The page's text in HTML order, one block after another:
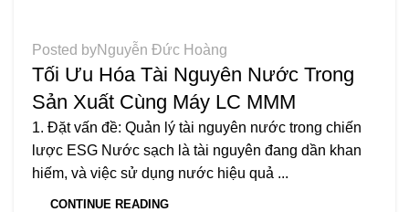
Posted byNguyễn Đức Hoàng
Tối Ưu Hóa Tài Nguyên Nước Trong
Sản Xuất Cùng Máy LC MMM
1. Đặt vấn đề: Quản lý tài nguyên nước trong chiến
lược ESG Nước sạch là tài nguyên đang dần khan
hiếm, và việc sử dụng nước hiệu quả ...
CONTINUE READING